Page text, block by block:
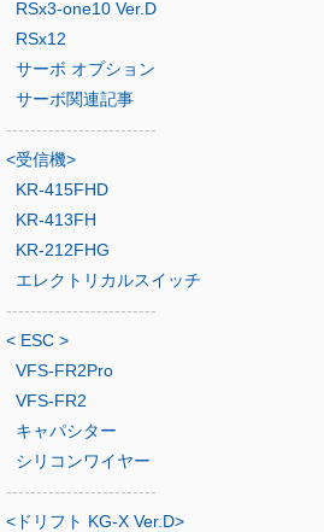
RSx3-one10 Ver.D
RSx12
サーボ オプション
サーボ関連記事
-------------------------
<受信機>
KR-415FHD
KR-413FH
KR-212FHG
エレクトリカルスイッチ
-------------------------
< ESC >
VFS-FR2Pro
VFS-FR2
キャパシター
シリコンワイヤー
-------------------------
<ドリフト KG-X Ver.D>